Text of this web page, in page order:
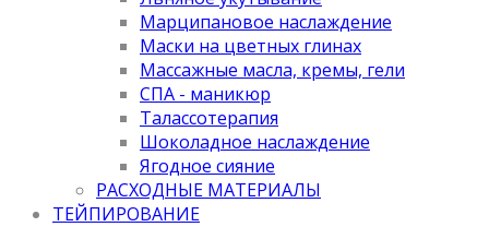
Марципановое наслаждение
Маски на цветных глинах
Массажные масла, кремы, гели
СПА - маникюр
Талассотерапия
Шоколадное наслаждение
Ягодное сияние
РАСХОДНЫЕ МАТЕРИАЛЫ
ТЕЙПИРОВАНИЕ